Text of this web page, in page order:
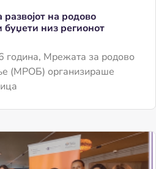
на родово
буџети низ регионот
година, Мрежата за родово
(МРОБ) организираше